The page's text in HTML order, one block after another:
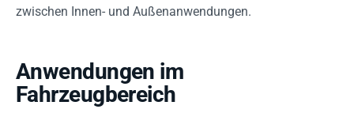
zwischen Innen- und Außenanwendungen.
Anwendungen im
Fahrzeugbereich